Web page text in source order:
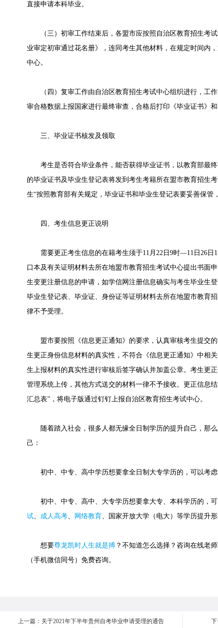
直接申请本科毕业。
（三）初审工作结束后，各盟市应按照自治区教育招生考试
业审定初审通过花名册》，连同考生其他材料，在规定时间内
中心。
（四）复审工作由自治区教育招生考试中心组织进行，工作
审合格数据上报国家进行最终审查，合格后打印《毕业证书》
三、毕业证书核发及领取
考生是否符合毕业条件，能否获得毕业证书，以教育部最终
的毕业证书及毕业生登记表将发到考生考籍所在盟市教育招生
生“按照教育部有关规定，毕业证书和毕业生登记表要妥善保管
四、考生信息更正说明
需要更正考生信息的在籍考生须于11月22日9时—11日26日
口本及有关证明材料去所在地盟市教育招生考试中心提出书面
生变更注册信息的申请，如学信网注册信息确实与考生毕业生
毕业生登记表、毕业证、身份证等证明材料去所在地盟市教育
律不予受理。
盟市要按照《信息更正通知》的要求，认真审核考生提交的
生更正身份信息材料的真实性，不符合《信息更正通知》中相
生上报材料的真实性进行审核后签字确认并加盖公章。考生更
管理系统上传，其他方式送交的材料一律不予接收。更正信息
汇总表”，将电子版通过钉钉上报自治区教育招生考试中心。
随着踏入社会，很多人都无缘全日制学历的提升自己，那么
己：
初中、中专、高中学历想要拿全日制大专学历的，可以考虑
初中、中专、高中、大专学历想要拿大专、本科学历的，可
试、 成人高考、 网络教育、国家开放大学（电大）等学历提升
想要尊龙凯时人生就是搏 ？不知道怎么选择？咨询在线老
（手机微信同号）免费咨询。
上一篇：关于2021年下半年贵州自考毕业申请受理的通告